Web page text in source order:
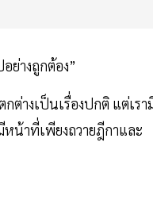
ย่างถูกต้อง”
ต่างเป็นเรื่องปกติ แต่เรา
หน้าที่เพียงถวายฎีกาและ